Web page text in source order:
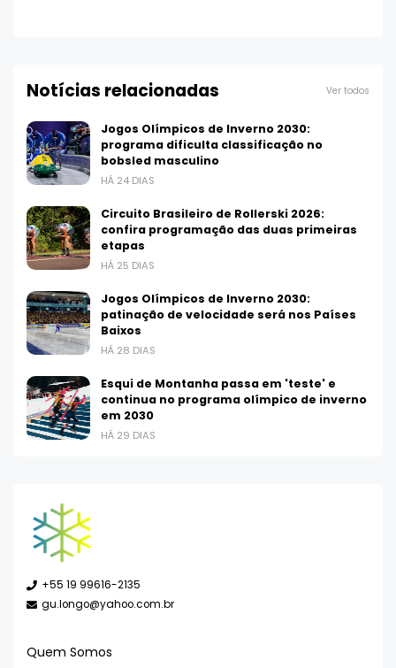
Notícias relacionadas Ver todos
Jogos Olímpicos de Inverno 2030:
programa dificulta classificação no
bobsled masculino
HÁ 24 DIAS
Circuito Brasileiro de Rollerski 2026:
confira programação das duas primeiras
etapas
HÁ 25 DIAS
Jogos Olímpicos de Inverno 2030:
patinação de velocidade será nos Países
Baixos
HÁ 28 DIAS
Esqui de Montanha passa em 'teste' e
continua no programa olímpico de inverno
em 2030
HÁ 29 DIAS
+55 19 99616-2135
gu.longo@yahoo.com.br
Quem Somos